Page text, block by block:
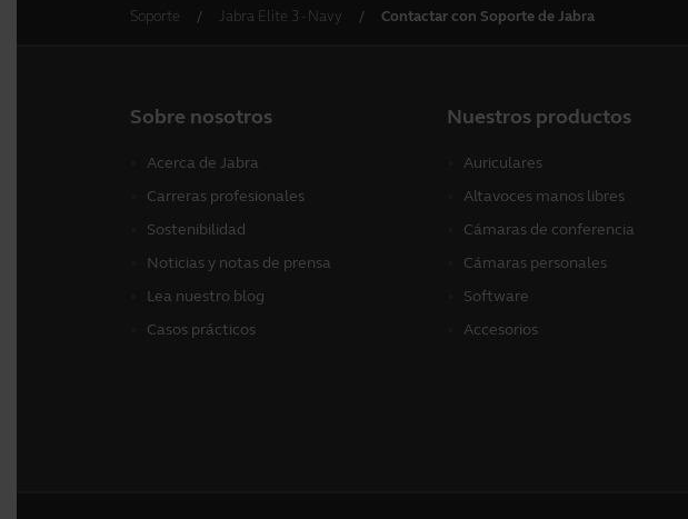
Soporte Jabra Elite 3 - Navy Contactar con Soporte de Jabra
Sobre nosotros
Acerca de Jabra
Carreras profesionales
Sostenibilidad
Noticias y notas de prensa
Lea nuestro blog
Casos prácticos
Nuestros productos
Auriculares
Altavoces manos libres
Cámaras de conferencia
Cámaras personales
Software
Accesorios